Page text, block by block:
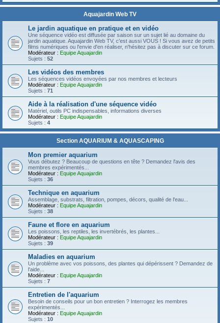
Aquajardin Web TV
Le jardin aquatique en pratique et en vidéo
Une séquence vidéo est diffusée par saison sur un sujet lié au domaine du
jardin aquatique. Aquajardin Web TV, c'est aussi VOUS ! Si vous avez de petits
films numériques ou l'envie d'en réaliser, n'hésitez pas à discuter sur ce forum.
Modérateur : Equipe Aquajardin
Sujets : 52
Les vidéos des membres
Les séquences vidéos envoyées par nos membres et lecteurs
Modérateur : Equipe Aquajardin
Sujets : 71
Aide à la réalisation d'une séquence vidéo
Matériel, outils PC indispensables, informations diverses
Modérateur : Equipe Aquajardin
Sujets : 4
Section AQUARIUM & AQUASCAPING
Mon premier aquarium
Vous débutez ? Beaucoup de questions en tête ? Demandez l'avis des
membres expérimentés...
Modérateur : Equipe Aquajardin
Sujets : 36
Technique en aquarium
Assemblage, substrats, filtration, pompes, décors, qualité de l'eau...
Modérateur : Equipe Aquajardin
Sujets : 38
Faune et flore en aquarium
Les poissons, les reptiles, les invertébrés, les plantes...
Modérateur : Equipe Aquajardin
Sujets : 39
Maladies en aquarium
Un problème avec vos poissons, des plantes qui dépérissent ? Demandez de
l'aide...
Modérateur : Equipe Aquajardin
Sujets : 7
Entretien de l'aquarium
Besoin de conseils pour un bon entretien ? Interrogez les membres
expérimentés...
Modérateur : Equipe Aquajardin
Sujets : 10